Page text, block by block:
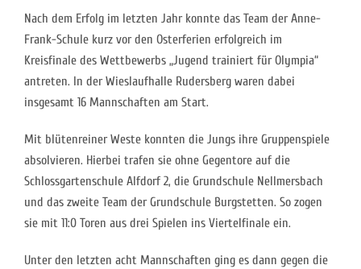
Nach dem Erfolg im letzten Jahr konnte das Team der Anne-
Frank-Schule kurz vor den Osterferien erfolgreich im
Kreisfinale des Wettbewerbs „Jugend trainiert für Olympia“
antreten. In der Wieslaufhalle Rudersberg waren dabei
insgesamt 16 Mannschaften am Start.
Mit blütenreiner Weste konnten die Jungs ihre Gruppenspiele
absolvieren. Hierbei trafen sie ohne Gegentore auf die
Schlossgartenschule Alfdorf 2, die Grundschule Nellmersbach
und das zweite Team der Grundschule Burgstetten. So zogen
sie mit 11:0 Toren aus drei Spielen ins Viertelfinale ein.
Unter den letzten acht Mannschaften ging es dann gegen die